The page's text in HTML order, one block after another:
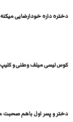
دختره داره خودارضایی
کوس لیسی میلف وطنی و
دختر و پسر اول باهم صحبت